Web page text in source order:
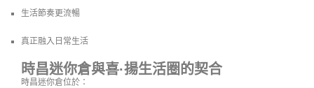
生活節奏更流暢
真正融入日常生活
時昌迷你倉與喜·揚生活圈的契合
時昌迷你倉位於：